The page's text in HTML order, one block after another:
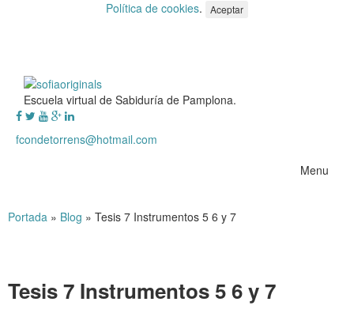
Política de cookies. Aceptar
Escuela virtual de Sabiduría de Pamplona.
fcondetorrens@hotmail.com
Menu
Portada » Blog » Tesis 7 Instrumentos 5 6 y 7
Tesis 7 Instrumentos 5 6 y 7